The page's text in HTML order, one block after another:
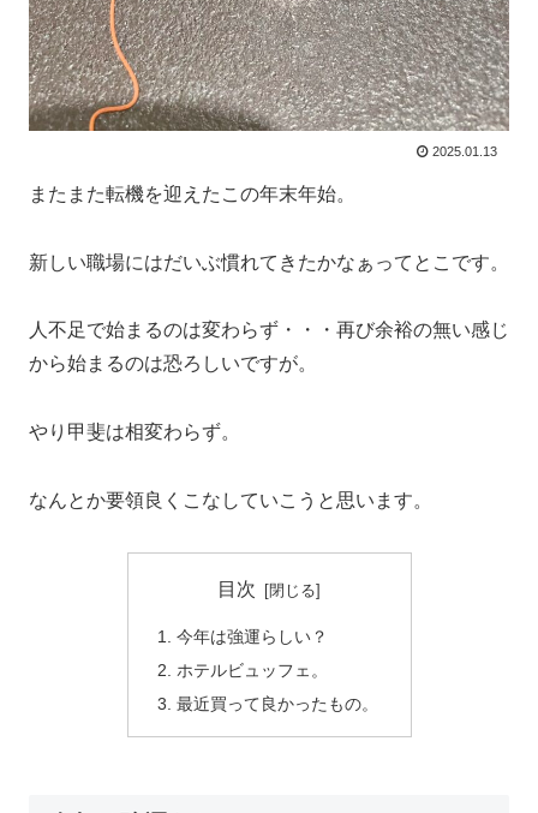
2025.01.13
またまた転機を迎えたこの年末年始。
新しい職場にはだいぶ慣れてきたかなぁってとこです。
人不足で始まるのは変わらず・・・再び余裕の無い感じ
から始まるのは恐ろしいですが。
やり甲斐は相変わらず。
なんとか要領良くこなしていこうと思います。
目次
今年は強運らしい？
ホテルビュッフェ。
最近買って良かったもの。